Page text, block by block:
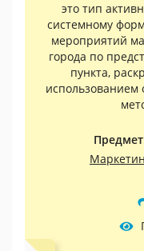
это тип
системному
мероприятий
города по
пункта,
использованием